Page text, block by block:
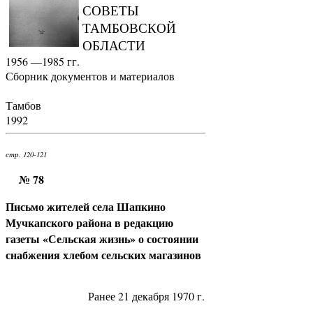
СОВЕТЫ
ТАМБОВСКОЙ
ОБЛАСТИ
1956 —1985 гг.
Сборник документов и материалов
Тамбов
1992
стр. 120-121
№ 78
Письмо жителей села Шапкино
Мучкапского района в редакцию
газеты «Сельская жизнь» о состоянии
снабжения хлебом сельских магазинов
Ранее 21 декабря 1970 г.